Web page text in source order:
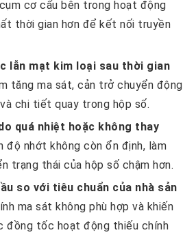
cơ cấu bên trong hoạt động
thời gian hơn để kết nối truyền
lẫn mạt kim loại sau thời gian
tăng ma sát, cản trở chuyển động
chi tiết quay trong hộp số.
quá nhiệt hoặc không thay
độ nhớt không còn ổn định, làm
trạng thái của hộp số chậm hơn.
so với tiêu chuẩn của nhà sản
ma sát không phù hợp và khiến
đồng tốc hoạt động thiếu chính